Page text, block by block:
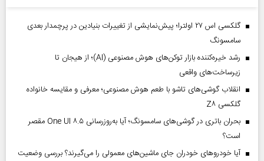
گلکسی اس ۲۷ اولترا؛ پیش‌نمایشی از تغییرات بنیادین در پرچمدار بعدی
سامسونگ
رشد خیره‌کننده بازار توکن‌های هوش مصنوعی (AI)؛ از هیجان تا
زیرساخت‌های واقعی
انقلاب گوشی‌های تاشو‌ با طعم هوش مصنوعی؛ معرفی و مقایسه خانواده
گلکسی Z۸
بحران باتری در گوشی‌های سامسونگ؛ آیا به‌روزرسانی One UI ۸.۵ مقصر
است؟
آیا خودروهای خودران جای ماشین‌های معمولی را می‌گیرند؟ بررسی وضعیت